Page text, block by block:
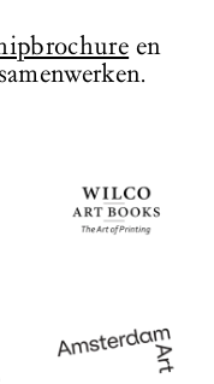
het
en